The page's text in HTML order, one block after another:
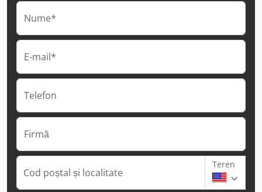
Nume*
E-mail*
Telefon
Firmă
Cod poștal și localitate
Teren